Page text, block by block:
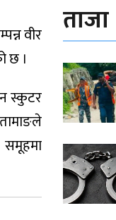
वीर
छ ।
स्कुटर
ताजा